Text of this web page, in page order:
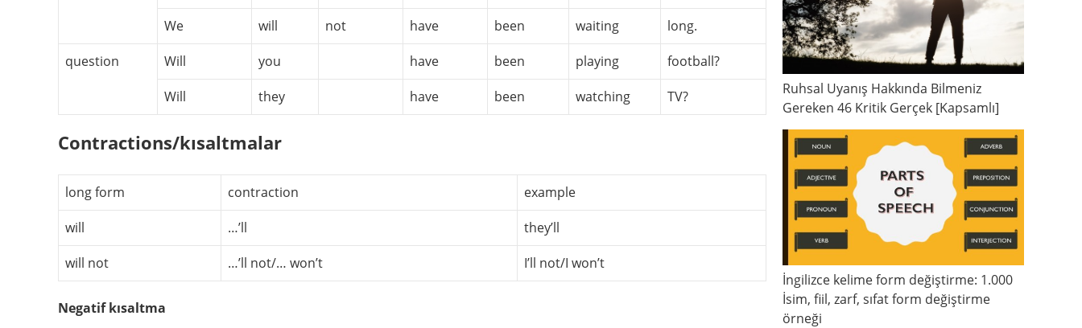
We
will not have been waiting
long.
question
Will you have been playing
football?
Will
they have been watching TV?
Contractions/kısaltmalar
long form contraction
example
will
…’ll
they’ll
will not
…’ll not/… won’t I’ll not/I won’t
Negatif kısaltma
Ruhsal Uyanış Hakkında Bilmeniz
Gereken 46 Kritik Gerçek [Kapsamlı]
İngilizce kelime form değiştirme: 1.000
İsim, fiil, zarf, sıfat form değiştirme
örneği